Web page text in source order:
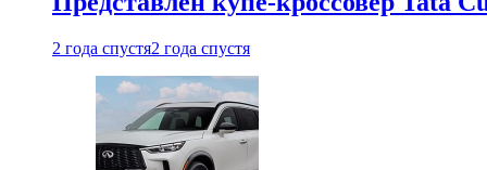
2 года спустя2 года спустя